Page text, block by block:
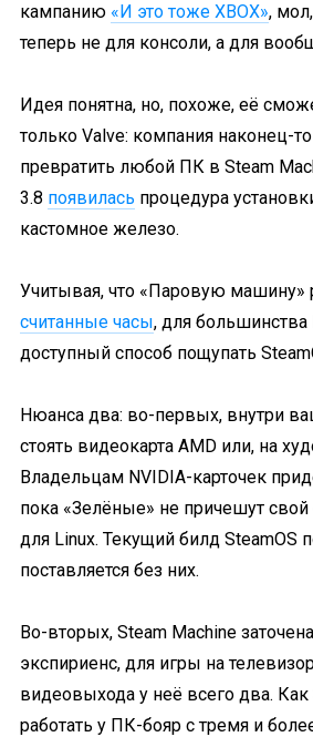
кампанию «И это тоже XBOX»,
теперь не для консоли, а для
Идея понятна, но, похоже, её
только Valve: компания наконец-
превратить любой ПК в Steam
3.8 появилась процедура
кастомное железо.
Учитывая, что «Паровую машину»
считанные часы, для
доступный способ пощупать
Нюанса два: во-первых, внутри
стоять видеокарта AMD или, на
Владельцам NVIDIA-карточек
пока «Зелёные» не причешут
для Linux. Текущий билд SteamOS
поставляется без них.
Во-вторых, Steam Machine
экспириенс, для игры на
видеовыхода у неё всего два. Как
работать у ПК-бояр с тремя и